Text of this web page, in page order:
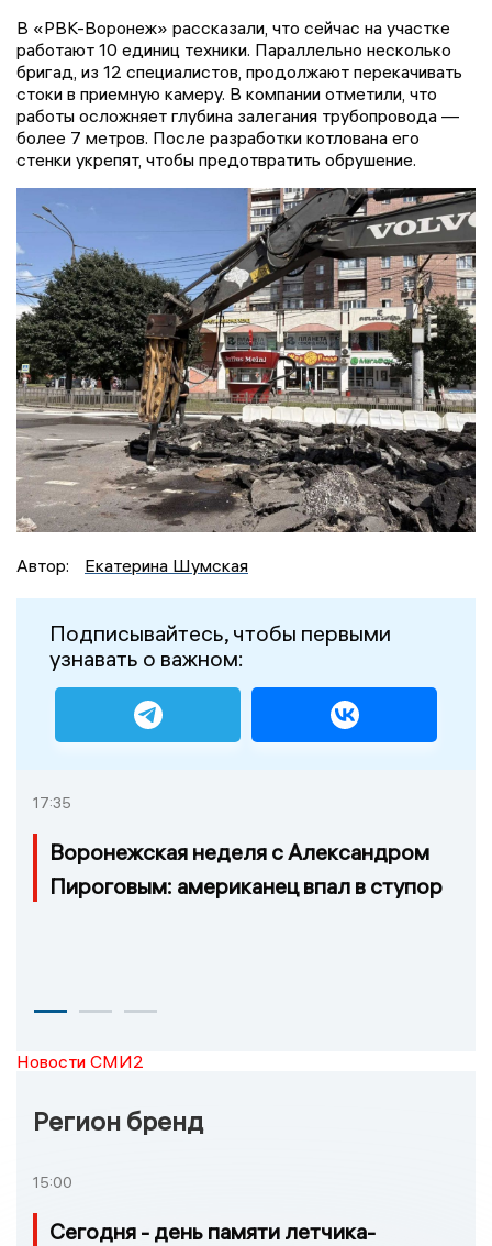
В «РВК-Воронеж» рассказали, что сейчас на участке
работают 10 единиц техники. Параллельно несколько
бригад, из 12 специалистов, продолжают перекачивать
стоки в приемную камеру. В компании отметили, что
работы осложняет глубина залегания трубопровода —
более 7 метров. После разработки котлована его
стенки укрепят, чтобы предотвратить обрушение.
Автор: Екатерина Шумская
Подписывайтесь, чтобы первыми
узнавать о важном:
17:35
Воронежская неделя с Александром
Пироговым: американец впал в ступор
Новости СМИ2
Регион бренд
15:00
Сегодня - день памяти летчика-